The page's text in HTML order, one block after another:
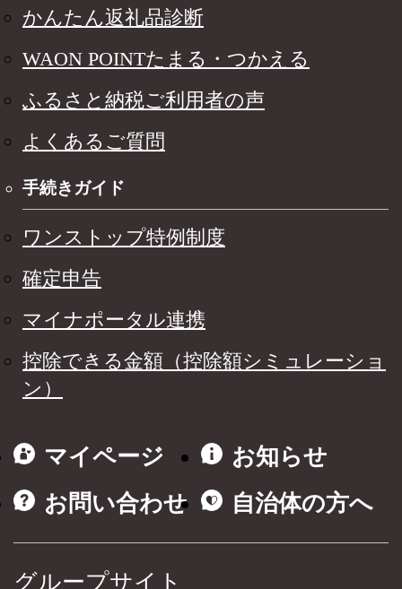
かんたん返礼品診断
WAON POINTたまる・つかえる
ふるさと納税ご利用者の声
よくあるご質問
手続きガイド
ワンストップ特例制度
確定申告
マイナポータル連携
控除できる金額（控除額シミュレーショ
ン）
マイページ
お知らせ
お問い合わせ
自治体の方へ
グループサイト